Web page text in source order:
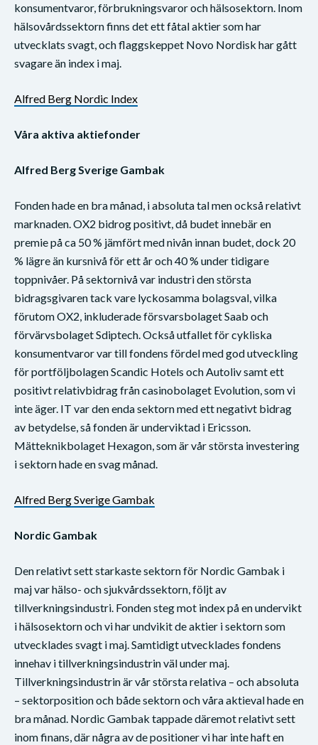
konsumentvaror, förbrukningsvaror och hälsosektorn. Inom
hälsovårdssektorn finns det ett fåtal aktier som har
utvecklats svagt, och flaggskeppet Novo Nordisk har gått
svagare än index i maj.
Alfred Berg Nordic Index
Våra aktiva aktiefonder
Alfred Berg Sverige Gambak
Fonden hade en bra månad, i absoluta tal men också relativt
marknaden. OX2 bidrog positivt, då budet innebär en
premie på ca 50 % jämfört med nivån innan budet, dock 20
% lägre än kursnivå för ett år och 40 % under tidigare
toppnivåer. På sektornivå var industri den största
bidragsgivaren tack vare lyckosamma bolagsval, vilka
förutom OX2, inkluderade försvarsbolaget Saab och
förvärvsbolaget Sdiptech. Också utfallet för cykliska
konsumentvaror var till fondens fördel med god utveckling
för portföljbolagen Scandic Hotels och Autoliv samt ett
positivt relativbidrag från casinobolaget Evolution, som vi
inte äger. IT var den enda sektorn med ett negativt bidrag
av betydelse, så fonden är underviktad i Ericsson.
Mätteknikbolaget Hexagon, som är vår största investering
i sektorn hade en svag månad.
Alfred Berg Sverige Gambak
Nordic Gambak
Den relativt sett starkaste sektorn för Nordic Gambak i
maj var hälso- och sjukvårdssektorn, följt av
tillverkningsindustri. Fonden steg mot index på en undervikt
i hälsosektorn och vi har undvikit de aktier i sektorn som
utvecklades svagt i maj. Samtidigt utvecklades fondens
innehav i tillverkningsindustrin väl under maj.
Tillverkningsindustrin är vår största relativa – och absoluta
– sektorposition och både sektorn och våra aktieval hade en
bra månad. Nordic Gambak tappade däremot relativt sett
inom finans, där några av de positioner vi har inte haft en